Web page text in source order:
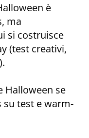
è
ma
si costruisce
(test creativi,
Halloween se
test e warm-